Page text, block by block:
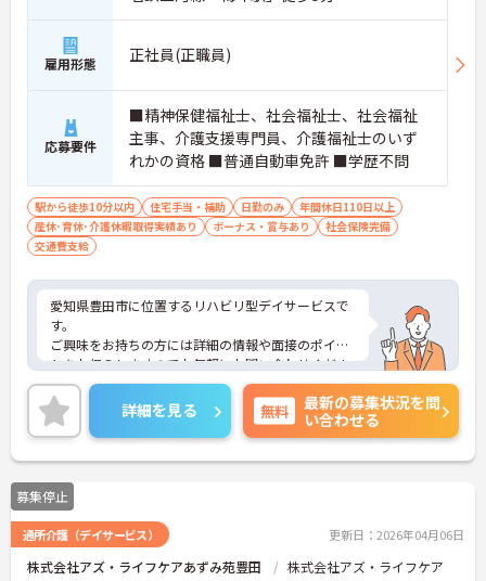
雇用形態 正社員(正職員)
応募要件
■精神保健福祉士、社会福祉士、社会福祉
主事、介護支援専門員、介護福祉士のいず
れかの資格 ■普通自動車免許 ■学歴不問
駅から徒歩10分以内 住宅手当・補助 日勤のみ
年間休日110日以上
産休･育休･介護休暇取得実績あり
ボーナス・賞与あり
社会保険完備
交通費支給
愛知県豊田市に位置するリハビリ型デイサービスで
す。
ご興味をお持ちの方には詳細の情報や面接のポイン
トをお伝えしますのでお気軽にお問い合わせくださ
いませ。
詳細を見る 無料
最新の募集状況を問
い合わせる
募集停止
通所介護（デイサービス） 更新日：2026年04月06日
株式会社アズ・ライフケアあずみ苑豊田 株式会社アズ・ライフケア